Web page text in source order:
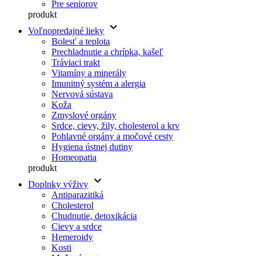
Pre seniorov
produkt
Voľnopredajné lieky keyboard_arrow_down
Bolesť a teplota
Prechladnutie a chrípka, kašeľ
Tráviaci trakt
Vitamíny a minerály
Imunitný systém a alergia
Nervová sústava
Koža
Zmyslové orgány
Srdce, cievy, žily, cholesterol a krv
Pohlavné orgány a močové cesty
Hygiena ústnej dutiny
Homeopatia
produkt
Doplnky výživy keyboard_arrow_down
Antiparazitiká
Cholesterol
Chudnutie, detoxikácia
Cievy a srdce
Hemeroidy
Kosti